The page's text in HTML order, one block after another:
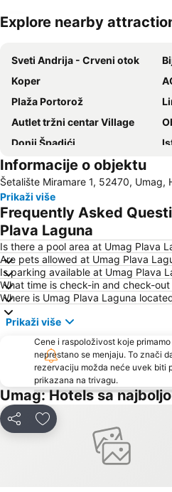
Explore nearby
Sveti Andrija - Crveni otok
Koper
Plaža Portorož
Autlet tržni centar Village
Donji Špadići
Katoro
Glavna železnička stanica Trst
Slovenska Obala
Laguna Stella Maris
Zlatni Rt
Delfin
FKK Ulika
Grado Pineta
Austostazione di Trieste
Stari Grad
St. Bernardin
Adria Ankaran
Gradsko kupalište Poreč
Polari
Spiaggia Principale
Informacije o objektu
Šetalište Miramare 1, 52470, Umag,
Prikaži više
Frequently Asked
Plava Laguna
Is there a pool area at Umag Plava
Are pets allowed at Umag Plava
Is parking available at Umag Plava
What time is check-in and check-
Where is Umag Plava Laguna
Prikaži više
Cene i raspoloživost koje
neprestano se menjaju. To znači
rezervaciju možda neće uvek biti
prikazana na trivagu.
Umag: Hotels sa
Deli Dodati u favorite